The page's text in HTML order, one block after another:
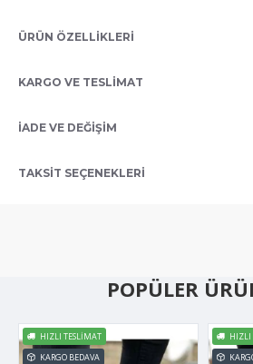
ÜRÜN ÖZELLİKLERİ
KARGO VE TESLİMAT
İADE VE DEĞİŞİM
TAKSIT SEÇENEKLERI
POPÜLER
HIZLI TESLIMAT
KARGO BEDAVA
HIZLI